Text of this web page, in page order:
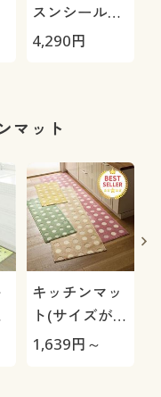
スンシール・
マジックラッ
4,290円
マット
キッチンマッ
ト(サイズが豊
富で踏み心地
1,639円～